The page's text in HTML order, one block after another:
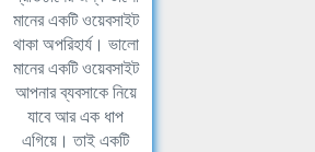
মানের একটি ওয়েবসাইট
থাকা অপরিহার্য। ভালো
মানের একটি ওয়েবসাইট
আপনার ব্যবসাকে নিয়ে
যাবে আর এক ধাপ
এগিয়ে। তাই একটি